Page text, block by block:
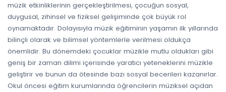
müzik etkinliklerinin gerçekleştirilmesi, çocuğun sosyal,
duygusal, zihinsel ve fiziksel gelişiminde çok büyük rol
oynamaktadır. Dolayısıyla müzik eğitiminin yaşamın ilk yıllarında
bilinçli olarak ve bilimsel yöntemlerle verilmesi oldukça
önemlidir. Bu dönemdeki çocuklar müzikle mutlu oldukları gibi
geniş bir zaman dilimi içerisinde yaratıcı yeteneklerini müzikle
geliştirir ve bunun da ötesinde bazı sosyal becerileri kazanırlar.
Okul öncesi eğitim kurumlarında öğrencilerin müziksel açıdan